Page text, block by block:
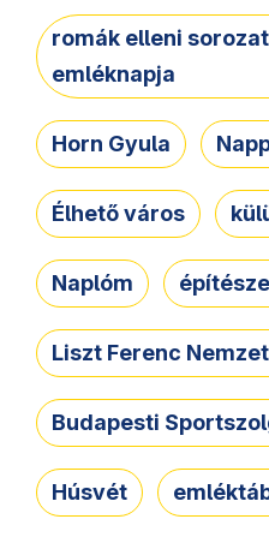
romák elleni
emléknapja
Horn Gyula
Élhető város
Naplóm
Liszt Ferenc
Budapesti
Húsvét